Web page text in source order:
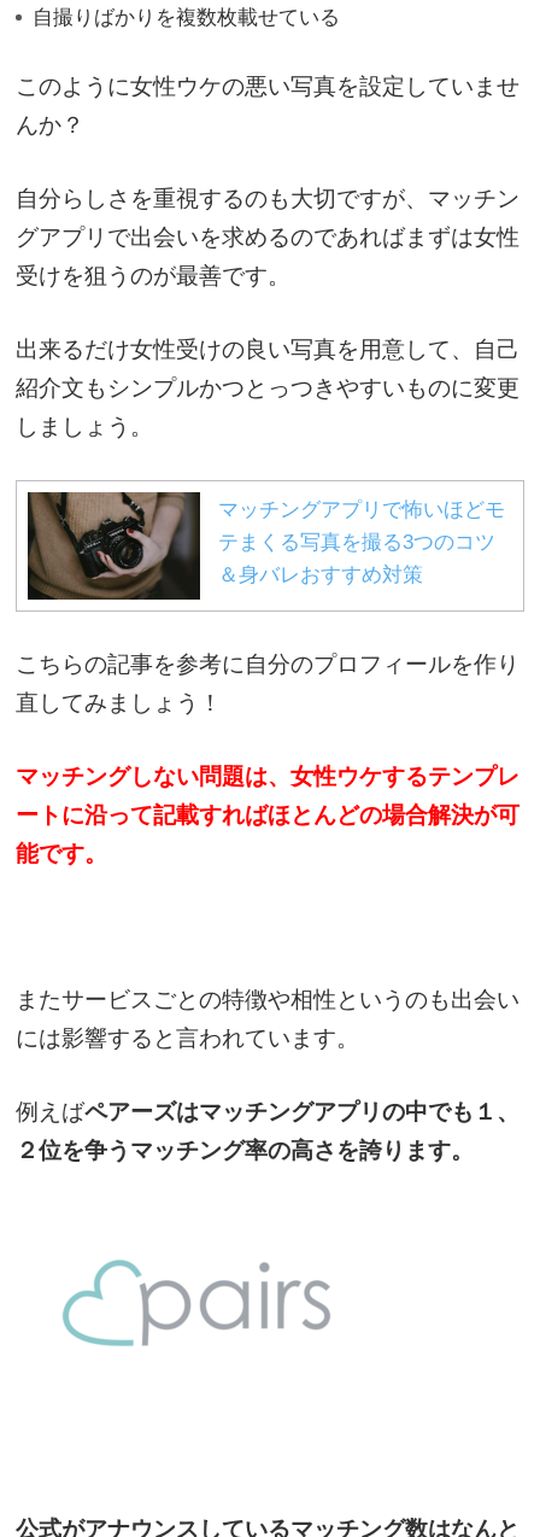
自撮りばかりを複数枚載せている
このように女性ウケの悪い写真を設定していませ
んか？
自分らしさを重視するのも大切ですが、マッチン
グアプリで出会いを求めるのであればまずは女性
受けを狙うのが最善です。
出来るだけ女性受けの良い写真を用意して、自己
紹介文もシンプルかつとっつきやすいものに変更
しましょう。
マッチングアプリで怖いほどモ
テまくる写真を撮る3つのコツ
＆身バレおすすめ対策
こちらの記事を参考に自分のプロフィールを作り
直してみましょう！
マッチングしない問題は、女性ウケするテンプレ
ートに沿って記載すればほとんどの場合解決が可
能です。
またサービスごとの特徴や相性というのも出会い
には影響すると言われています。
例えばペアーズはマッチングアプリの中でも１、
２位を争うマッチング率の高さを誇ります。
公式がアナウンスしているマッチング数はなんと